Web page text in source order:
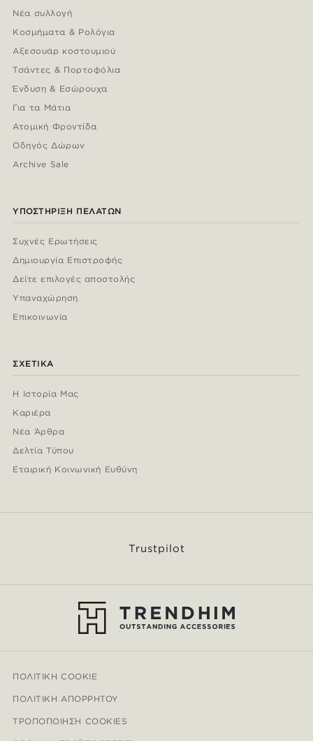
Νέα συλλογή
Κοσμήματα & Ρολόγια
Αξεσουάρ κοστουμιού
Τσάντες & Πορτοφόλια
Ένδυση & Εσώρουχα
Για τα Μάτια
Ατομική Φροντίδα
Οδηγός Δώρων
Archive Sale
ΥΠΟΣΤΉΡΙΞΗ ΠΕΛΑΤΏΝ
Συχνές Ερωτήσεις
Δημιουργία Επιστροφής
Δείτε επιλογές αποστολής
Υπαναχώρηση
Επικοινωνία
ΣΧΕΤΙΚΆ
Η Ιστορία Μας
Καριέρα
Νέα Άρθρα
Δελτία Τύπου
Εταιρική Κοινωνική Ευθύνη
Trustpilot
ΠΟΛΙΤΙΚΉ COOKIE
ΠΟΛΙΤΙΚΉ ΑΠΟΡΡΉΤΟΥ
ΤΡΟΠΟΠΟΊΗΣΗ COOKIES